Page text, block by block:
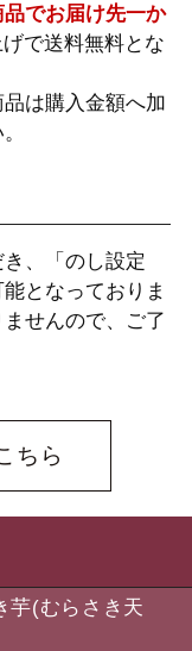
品でお届け先一か
で送料無料とな
は購入金額へ加
、「のし設定
となっておりま
せんので、ご了
ちら
芋(むらさき天